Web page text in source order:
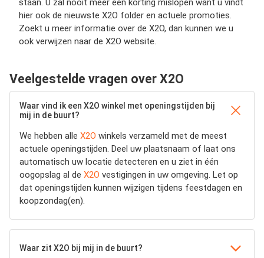
staan. U zal nooit meer een korting mislopen want u vindt
hier ook de nieuwste X2O folder en actuele promoties.
Zoekt u meer informatie over de X2O, dan kunnen we u
ook verwijzen naar de X2O website.
Veelgestelde vragen over X2O
Waar vind ik een X2O winkel met openingstijden bij
mij in de buurt?
We hebben alle X2O winkels verzameld met de meest
actuele openingstijden. Deel uw plaatsnaam of laat ons
automatisch uw locatie detecteren en u ziet in één
oogopslag al de X2O vestigingen in uw omgeving. Let op
dat openingstijden kunnen wijzigen tijdens feestdagen en
koopzondag(en).
Waar zit X2O bij mij in de buurt?